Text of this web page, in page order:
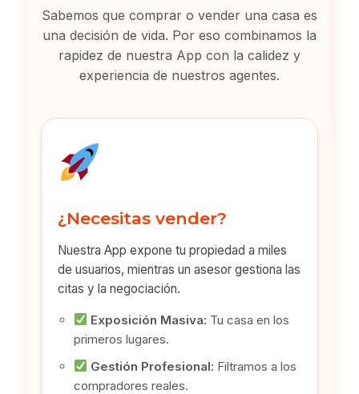
Sabemos que comprar o vender una casa es
una decisión de vida. Por eso combinamos la
rapidez de nuestra App con la calidez y
experiencia de nuestros agentes.
¿Necesitas vender?
Nuestra App expone tu propiedad a miles
de usuarios, mientras un asesor gestiona las
citas y la negociación.
Exposición Masiva: Tu casa en los
primeros lugares.
Gestión Profesional: Filtramos a los
compradores reales.